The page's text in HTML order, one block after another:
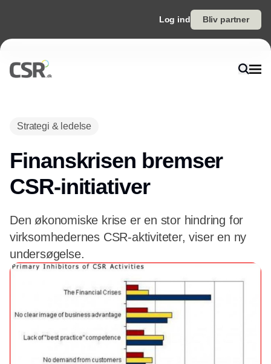
Log ind Bliv partner
Strategi & ledelse
Finanskrisen bremser
CSR-initiativer
Den økonomiske krise er en stor hindring for
virksomhedernes CSR-aktiviteter, viser en ny
undersøgelse.